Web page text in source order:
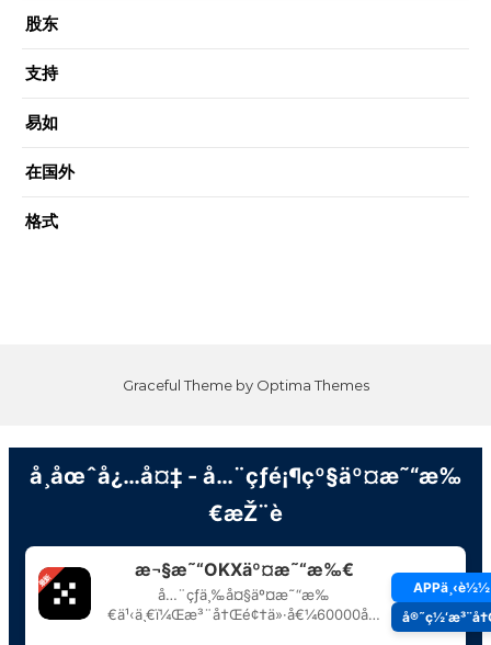
股东
支持
易如
在国外
格式
Graceful Theme by Optima Themes